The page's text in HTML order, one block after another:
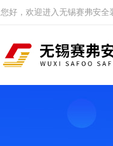
您好，欢迎进入无锡赛弗安全